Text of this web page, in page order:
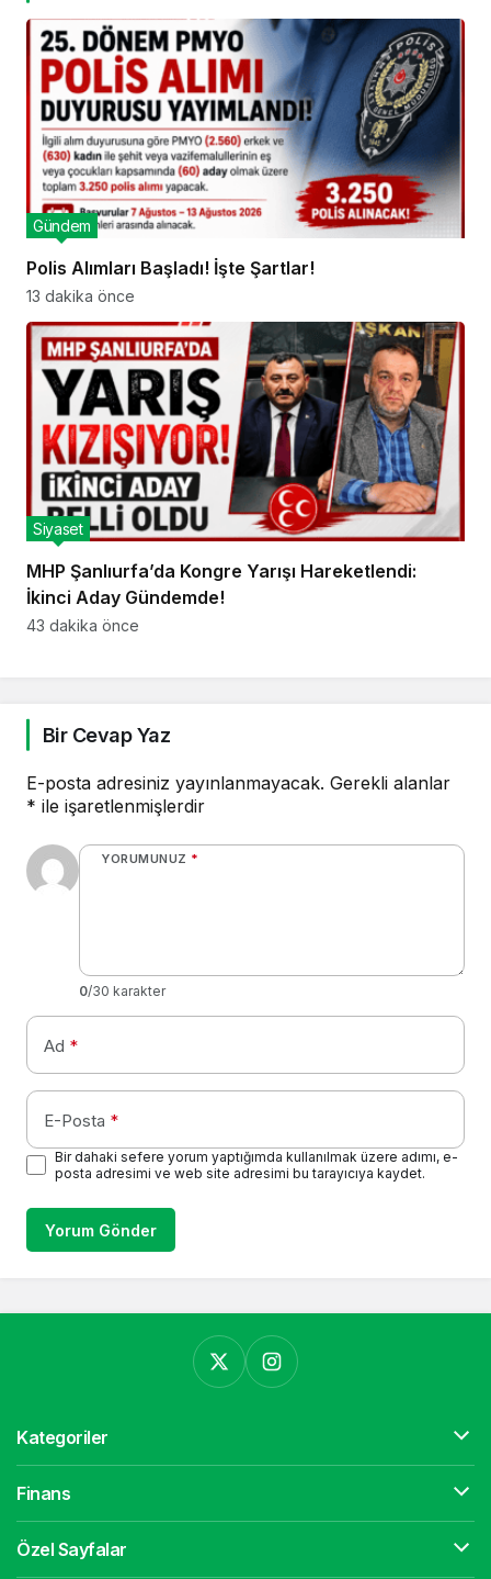
Polis Alımları Başladı! İşte Şartlar!
Gündem
13 dakika önce
MHP Şanlıurfa’da Kongre Yarışı Hareketlendi:
İkinci Aday Gündemde!
Siyaset
43 dakika önce
Bir Cevap Yaz
E-posta adresiniz yayınlanmayacak. Gerekli alanlar
* ile işaretlenmişlerdir
YORUMUNUZ *
0/30 karakter
Ad *
E-Posta *
Bir dahaki sefere yorum yaptığımda kullanılmak üzere adımı, e-
posta adresimi ve web site adresimi bu tarayıcıya kaydet.
Yorum Gönder
Kategoriler
Finans
Özel Sayfalar